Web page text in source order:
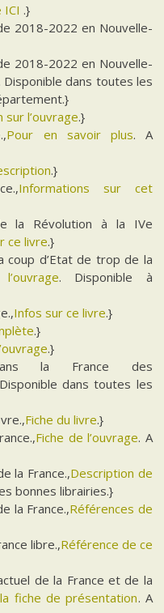
ICI .}
2018-2022 en Nouvelle-
2018-2022 en Nouvelle-
. Disponible dans toutes les
sur l’ouvrage.}
Pour en savoir plus. A
.}
Informations sur cet
la Révolution à la IVe
ce livre.}
coup d’Etat de trop de la
. Disponible à
Infos sur ce livre.}
.}
.}
la France des
dans toutes les
Fiche du livre.}
Fiche de l’ouvrage. A
la France.,Description de
bonnes librairies.}
la France.,Références de
libre.,Référence de ce
de la France et de la
fiche de présentation. A